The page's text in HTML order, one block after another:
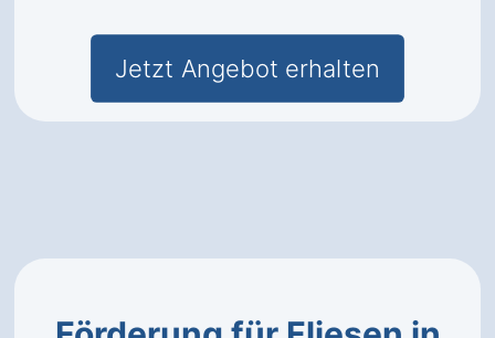
Jetzt Angebot erhalten